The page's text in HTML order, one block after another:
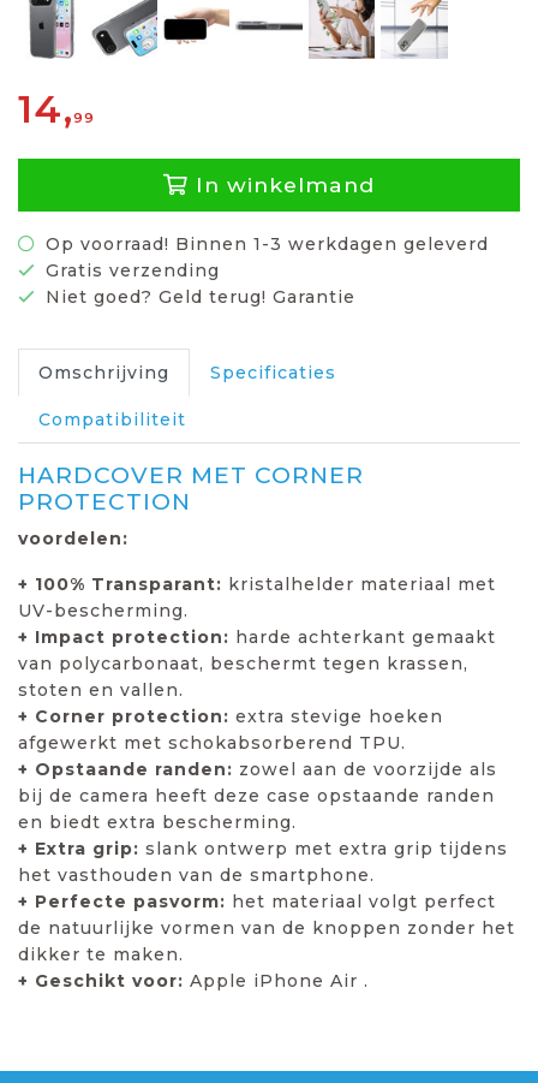
14,99
In winkelmand
Op voorraad! Binnen 1-3 werkdagen geleverd
Gratis verzending
Niet goed? Geld terug! Garantie
Omschrijving Specificaties
Compatibiliteit
HARDCOVER MET CORNER
PROTECTION
voordelen:
+ 100% Transparant: kristalhelder materiaal met
UV-bescherming.
+ Impact protection: harde achterkant gemaakt
van polycarbonaat, beschermt tegen krassen,
stoten en vallen.
+ Corner protection: extra stevige hoeken
afgewerkt met schokabsorberend TPU.
+ Opstaande randen: zowel aan de voorzijde als
bij de camera heeft deze case opstaande randen
en biedt extra bescherming.
+ Extra grip: slank ontwerp met extra grip tijdens
het vasthouden van de smartphone.
+ Perfecte pasvorm: het materiaal volgt perfect
de natuurlijke vormen van de knoppen zonder het
dikker te maken.
+ Geschikt voor: Apple iPhone Air .